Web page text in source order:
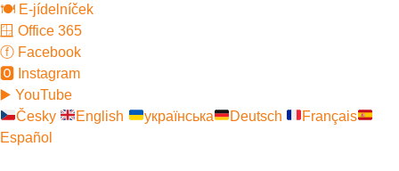
🍽️ E-jídelníček
🪟 Office 365
ⓕ Facebook
🅾 Instagram
▶️ YouTube
Česky
English українська Deutsch
Français
Español